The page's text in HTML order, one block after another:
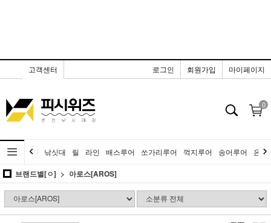
고객센터 로그인 회원가입 마이페이지
0
낚싯대 릴 라인 배스루어 쏘가리루어 꺽지루어 송어루어 은어
브랜드별[ㅇ] 아로스[AROS]